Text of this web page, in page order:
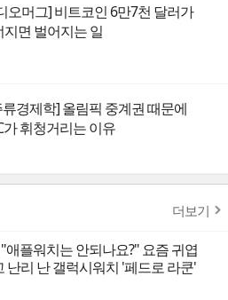
오머그] 비트코인 6만7천 달러가
지면 벌어지는 일
류경제학] 올림픽 중계권 때문에
가 휘청거리는 이유
더보기
애플워치는 안되나요?" 요즘 귀엽
난리 난 갤럭시워치 '페드로 라쿤'